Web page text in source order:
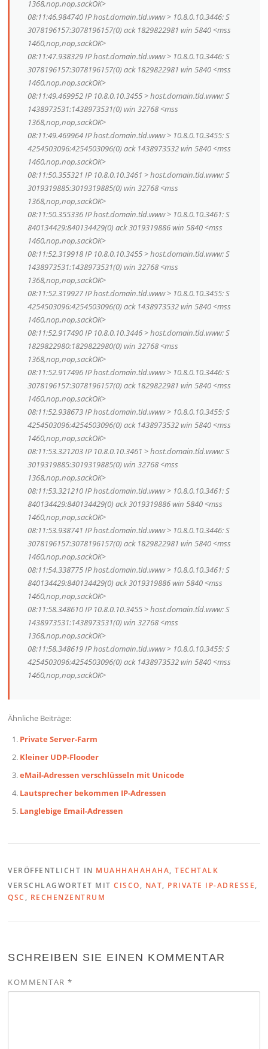
1368,nop,nop,sackOK>
08:11:46.984740 IP host.domain.tld.www > 10.8.0.10.3446: S
3078196157:3078196157(0) ack 1829822981 win 5840 <mss
1460,nop,nop,sackOK>
08:11:47.938329 IP host.domain.tld.www > 10.8.0.10.3446: S
3078196157:3078196157(0) ack 1829822981 win 5840 <mss
1460,nop,nop,sackOK>
08:11:49.469952 IP 10.8.0.10.3455 > host.domain.tld.www: S
1438973531:1438973531(0) win 32768 <mss
1368,nop,nop,sackOK>
08:11:49.469964 IP host.domain.tld.www > 10.8.0.10.3455: S
4254503096:4254503096(0) ack 1438973532 win 5840 <mss
1460,nop,nop,sackOK>
08:11:50.355321 IP 10.8.0.10.3461 > host.domain.tld.www: S
3019319885:3019319885(0) win 32768 <mss
1368,nop,nop,sackOK>
08:11:50.355336 IP host.domain.tld.www > 10.8.0.10.3461: S
840134429:840134429(0) ack 3019319886 win 5840 <mss
1460,nop,nop,sackOK>
08:11:52.319918 IP 10.8.0.10.3455 > host.domain.tld.www: S
1438973531:1438973531(0) win 32768 <mss
1368,nop,nop,sackOK>
08:11:52.319927 IP host.domain.tld.www > 10.8.0.10.3455: S
4254503096:4254503096(0) ack 1438973532 win 5840 <mss
1460,nop,nop,sackOK>
08:11:52.917490 IP 10.8.0.10.3446 > host.domain.tld.www: S
1829822980:1829822980(0) win 32768 <mss
1368,nop,nop,sackOK>
08:11:52.917496 IP host.domain.tld.www > 10.8.0.10.3446: S
3078196157:3078196157(0) ack 1829822981 win 5840 <mss
1460,nop,nop,sackOK>
08:11:52.938673 IP host.domain.tld.www > 10.8.0.10.3455: S
4254503096:4254503096(0) ack 1438973532 win 5840 <mss
1460,nop,nop,sackOK>
08:11:53.321203 IP 10.8.0.10.3461 > host.domain.tld.www: S
3019319885:3019319885(0) win 32768 <mss
1368,nop,nop,sackOK>
08:11:53.321210 IP host.domain.tld.www > 10.8.0.10.3461: S
840134429:840134429(0) ack 3019319886 win 5840 <mss
1460,nop,nop,sackOK>
08:11:53.938741 IP host.domain.tld.www > 10.8.0.10.3446: S
3078196157:3078196157(0) ack 1829822981 win 5840 <mss
1460,nop,nop,sackOK>
08:11:54.338775 IP host.domain.tld.www > 10.8.0.10.3461: S
840134429:840134429(0) ack 3019319886 win 5840 <mss
1460,nop,nop,sackOK>
08:11:58.348610 IP 10.8.0.10.3455 > host.domain.tld.www: S
1438973531:1438973531(0) win 32768 <mss
1368,nop,nop,sackOK>
08:11:58.348619 IP host.domain.tld.www > 10.8.0.10.3455: S
4254503096:4254503096(0) ack 1438973532 win 5840 <mss
1460,nop,nop,sackOK>
Ähnliche Beiträge:
Private Server-Farm
Kleiner UDP-Flooder
eMail-Adressen verschlüsseln mit Unicode
Lautsprecher bekommen IP-Adressen
Langlebige Email-Adressen
VERÖFFENTLICHT IN MUAHHAHAHAHA,TECHTALK
VERSCHLAGWORTET MITCISCO, NAT, PRIVATE IP-ADRESSE,
QSC , RECHENZENTRUM
SCHREIBEN SIE EINEN KOMMENTAR
KOMMENTAR*